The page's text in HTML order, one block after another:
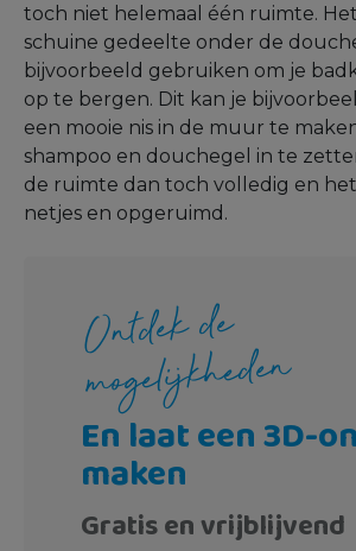
toch niet helemaal één ruimte.
schuine gedeelte onder de
bijvoorbeeld gebruiken om je
op te bergen. Dit kan je
een mooie nis in de muur te
shampoo en douchegel in te
de ruimte dan toch volledig en
netjes en opgeruimd.
Ontdek de
mogelijkheden
En laat een 3D-
maken
Gratis en vrijblijvend